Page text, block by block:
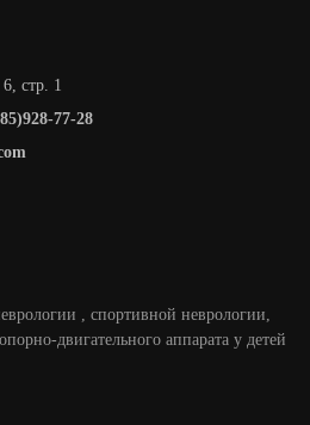
стр. 1
77-28
, спортивной неврологии,
двигательного аппарата у детей